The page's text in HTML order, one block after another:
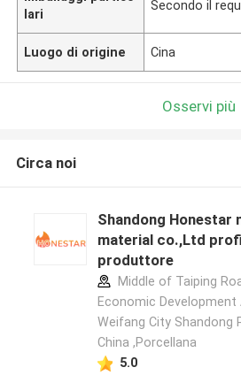
lari
Secondo il
Luogo di origine Cina
Osservi più
Circa noi
Shandong Honestar
material co.,Ltd
produttore
Middle of Taiping
Economic Development
Weifang City Shandong
China ,Porcellana
5.0